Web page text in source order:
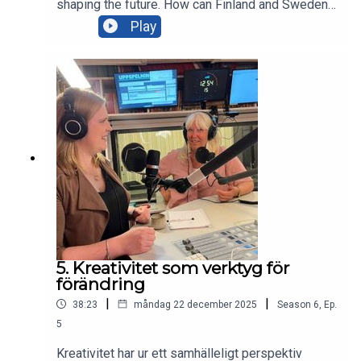
shaping the future. How can Finland and Sweden
build societies where every child and young
person feels valued and heard? Participants: Vida
LSU, Abdirahman Sugulle, Football referee and
youth-inspiring advocate, Susanna Ågren,
Postdoctoral Research Fellow, Tampere
University and Ella Turta, program manager,
Hanaholmen. Introduction by Anna Ivemark and
Ina Lindberg.
Play
5. Kreativitet som verktyg för
förändring
38:23 | måndag 22 december 2025 | Season 6 Ep.
5
Kreativitet har ur ett samhälleligt perspektiv